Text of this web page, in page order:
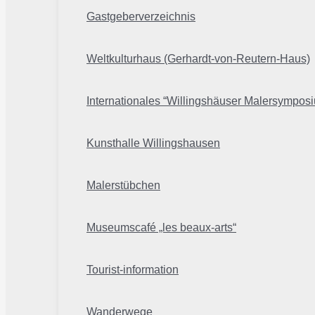
Gastgeberverzeichnis
Weltkulturhaus (Gerhardt-von-Reutern-Haus)
Internationales “Willingshäuser
Kunsthalle Willingshausen
Malerstübchen
Museumscafé „les beaux-arts“
Tourist-information
Wanderwege